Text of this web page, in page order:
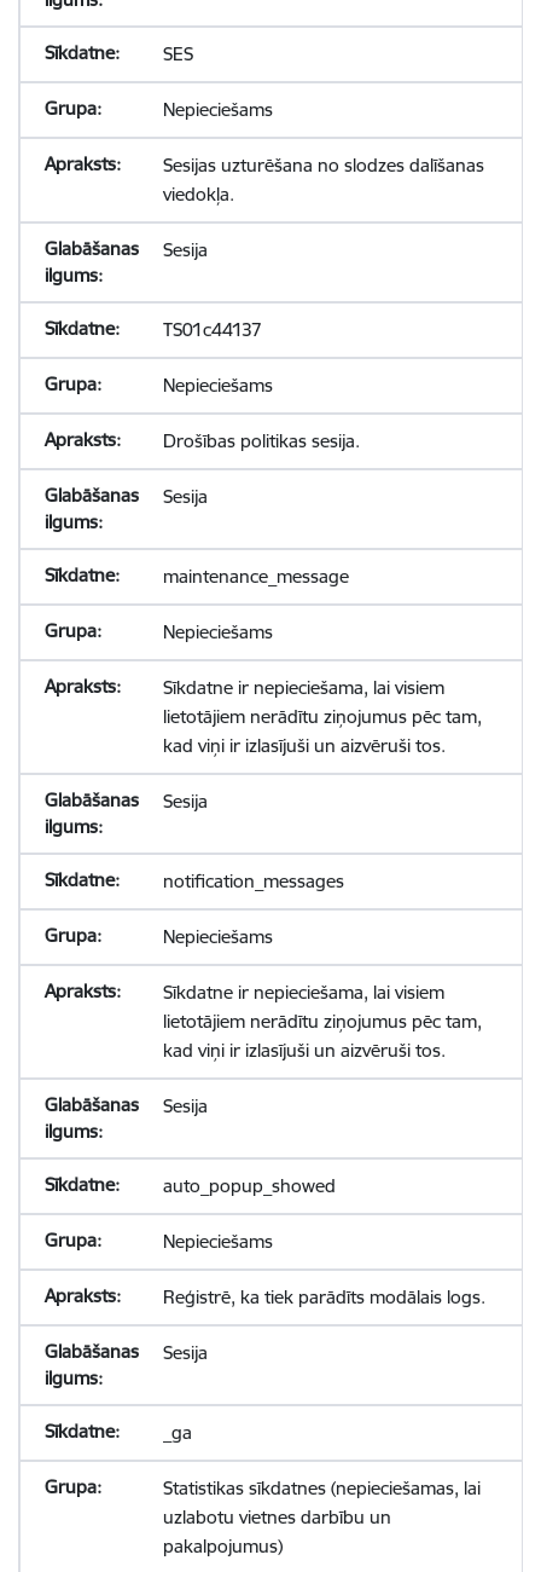
SES
Nepieciešams
Sesijas uzturēšana no slodzes dalīšanas
viedokļa.
Sesija
TS01c44137
Nepieciešams
Drošības politikas sesija.
Sesija
maintenance_message
Nepieciešams
Sīkdatne ir nepieciešama, lai visiem
lietotājiem nerādītu ziņojumus pēc tam,
kad viņi ir izlasījuši un aizvēruši tos.
Sesija
notification_messages
Nepieciešams
Sīkdatne ir nepieciešama, lai visiem
lietotājiem nerādītu ziņojumus pēc tam,
kad viņi ir izlasījuši un aizvēruši tos.
Sesija
auto_popup_showed
Nepieciešams
Reģistrē, ka tiek parādīts modālais logs.
Sesija
_ga
Statistikas sīkdatnes (nepieciešamas, lai
uzlabotu vietnes darbību un
pakalpojumus)